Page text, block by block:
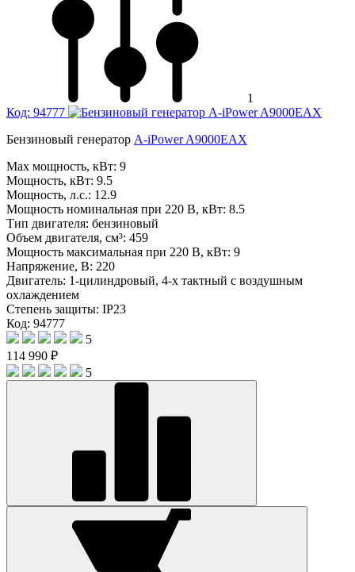
1
Код: 94777
Бензиновый генератор A-iPower A9000EAX
Max мощность, кВт: 9
Мощность, кВт: 9.5
Мощность, л.с.: 12.9
Мощность номинальная при 220 В, кВт: 8.5
Тип двигателя: бензиновый
Объем двигателя, см³: 459
Мощность максимальная при 220 В, кВт: 9
Напряжение, В: 220
Двигатель: 1-цилиндровый, 4-х тактный с воздушным
охлаждением
Степень защиты: IP23
Код: 94777
5
114 990 ₽
5